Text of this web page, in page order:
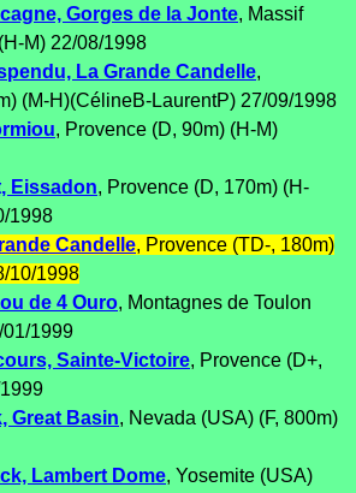
Gorges de la Jonte, Massif
M) 22/08/1998
La Grande Candelle,
(M-H)(CélineB-LaurentP) 27/09/1998
, Provence (D, 90m) (H-M)
Eissadon, Provence (D, 170m) (H-
1998
Candelle, Provence (TD-, 180m)
10/1998
de 4 Ouro, Montagnes de Toulon
01/1999
Sainte-Victoire, Provence (D+,
Great Basin, Nevada (USA) (F, 800m)
Lambert Dome, Yosemite (USA)